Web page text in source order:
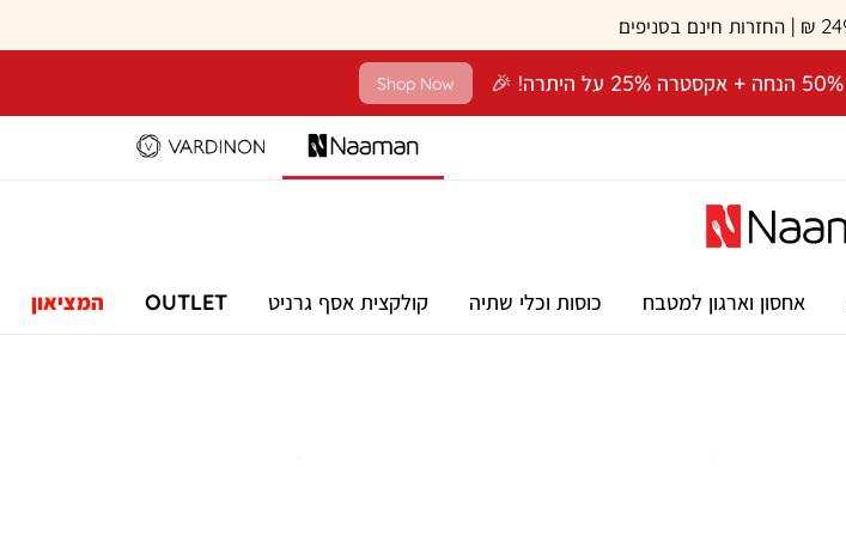
Shop Now
אחסון וארגון למטבח כוסות וכלי שתיה קולקצית אסף גרניט OUTLET המציאון